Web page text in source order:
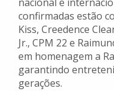
confirmadas estão
Kiss, Creedence
Jr., CPM 22 e
em homenagem a
garantindo
gerações.